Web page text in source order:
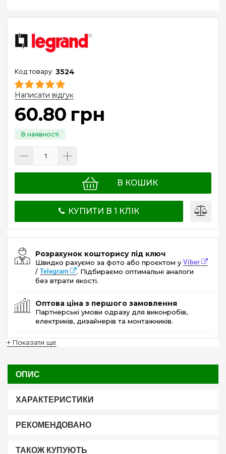
3524
Написати відгук
60.80 грн
В КОШИК
КУПИТИ В 1 КЛІК
Розрахунок кошторису під ключ
Швидко рахуємо за фото або проєктом у Viber
/ Telegram
. Підбираємо оптимальні аналоги
без втрати якості.
Оптова ціна з першого замовлення
Партнерські умови одразу для виконробів,
електриків, дизайнерів та монтажників.
+ Показати ще
ОПИС
ХАРАКТЕРИСТИКИ
РЕКОМЕНДОВАНО
ТАКОЖ КУПУЮТЬ